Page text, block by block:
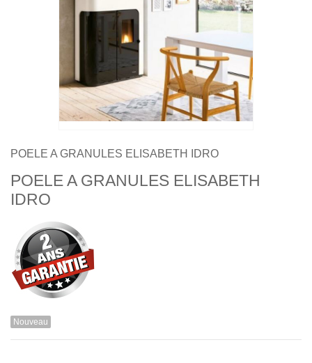
POELE A GRANULES ELISABETH IDRO
POELE A GRANULES ELISABETH
IDRO
Nouveau